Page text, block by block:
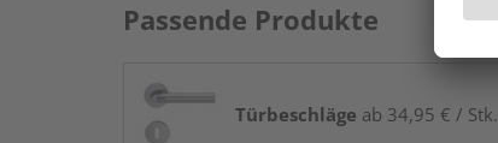
Passende Produkte
Türbeschläge ab 34,95 € / Stk.